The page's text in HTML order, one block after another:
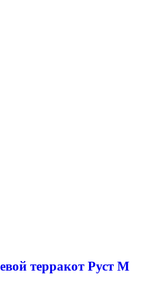
терракот Руст М